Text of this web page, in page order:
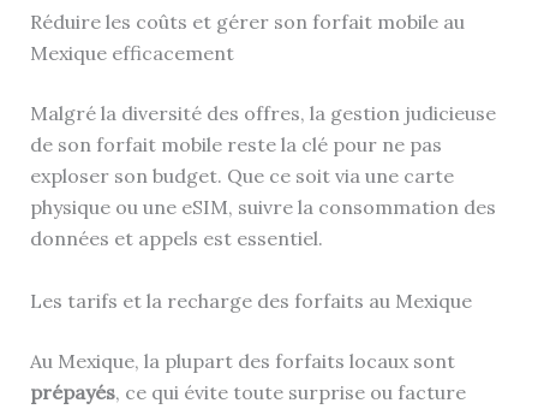
Réduire les coûts et gérer son forfait mobile au
Mexique efficacement
Malgré la diversité des offres, la gestion judicieuse
de son forfait mobile reste la clé pour ne pas
exploser son budget. Que ce soit via une carte
physique ou une eSIM, suivre la consommation des
données et appels est essentiel.
Les tarifs et la recharge des forfaits au Mexique
Au Mexique, la plupart des forfaits locaux sont
prépayés, ce qui évite toute surprise ou facture